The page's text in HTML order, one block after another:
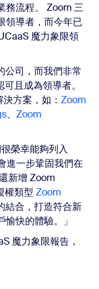
務流程。 Zoom 三
領導者，而今年已
魔力象限領
公司，而我們非常
且成為領導者。
方案，如： Zoom
、 Zoom
榮幸能夠列入
進一步鞏固我們在
新增 Zoom
權類型 Zoom
結合，打造符合新
快的體驗。」
魔力象限報告，